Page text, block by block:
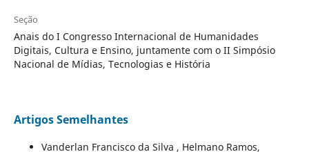
Seção
Anais do I Congresso Internacional de Humanidades
Digitais, Cultura e Ensino, juntamente com o II Simpósio
Nacional de Mídias, Tecnologias e História
Artigos Semelhantes
Vanderlan Francisco da Silva , Helmano Ramos,